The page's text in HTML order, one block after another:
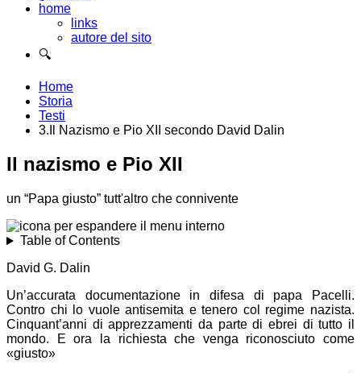
home
links
autore del sito
🔍
Home
Storia
Testi
3.Il Nazismo e Pio XII secondo David Dalin
Il nazismo e Pio XII
un “Papa giusto” tutt'altro che connivente
Table of Contents
David G. Dalin
Un’accurata documentazione in difesa di papa Pacelli.
Contro chi lo vuole antisemita e tenero col regime nazista.
Cinquant’anni di apprezzamenti da parte di ebrei di tutto il
mondo. E ora la richiesta che venga riconosciuto come
«giusto»